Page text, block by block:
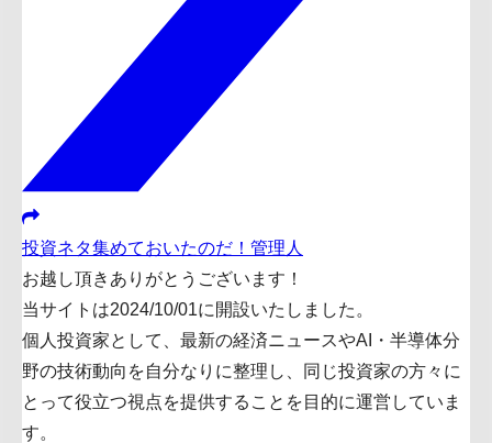
投資ネタ集めておいたのだ！管理人
お越し頂きありがとうございます！
当サイトは2024/10/01に開設いたしました。
個人投資家として、最新の経済ニュースやAI・半導体分
野の技術動向を自分なりに整理し、同じ投資家の方々に
とって役立つ視点を提供することを目的に運営していま
す。